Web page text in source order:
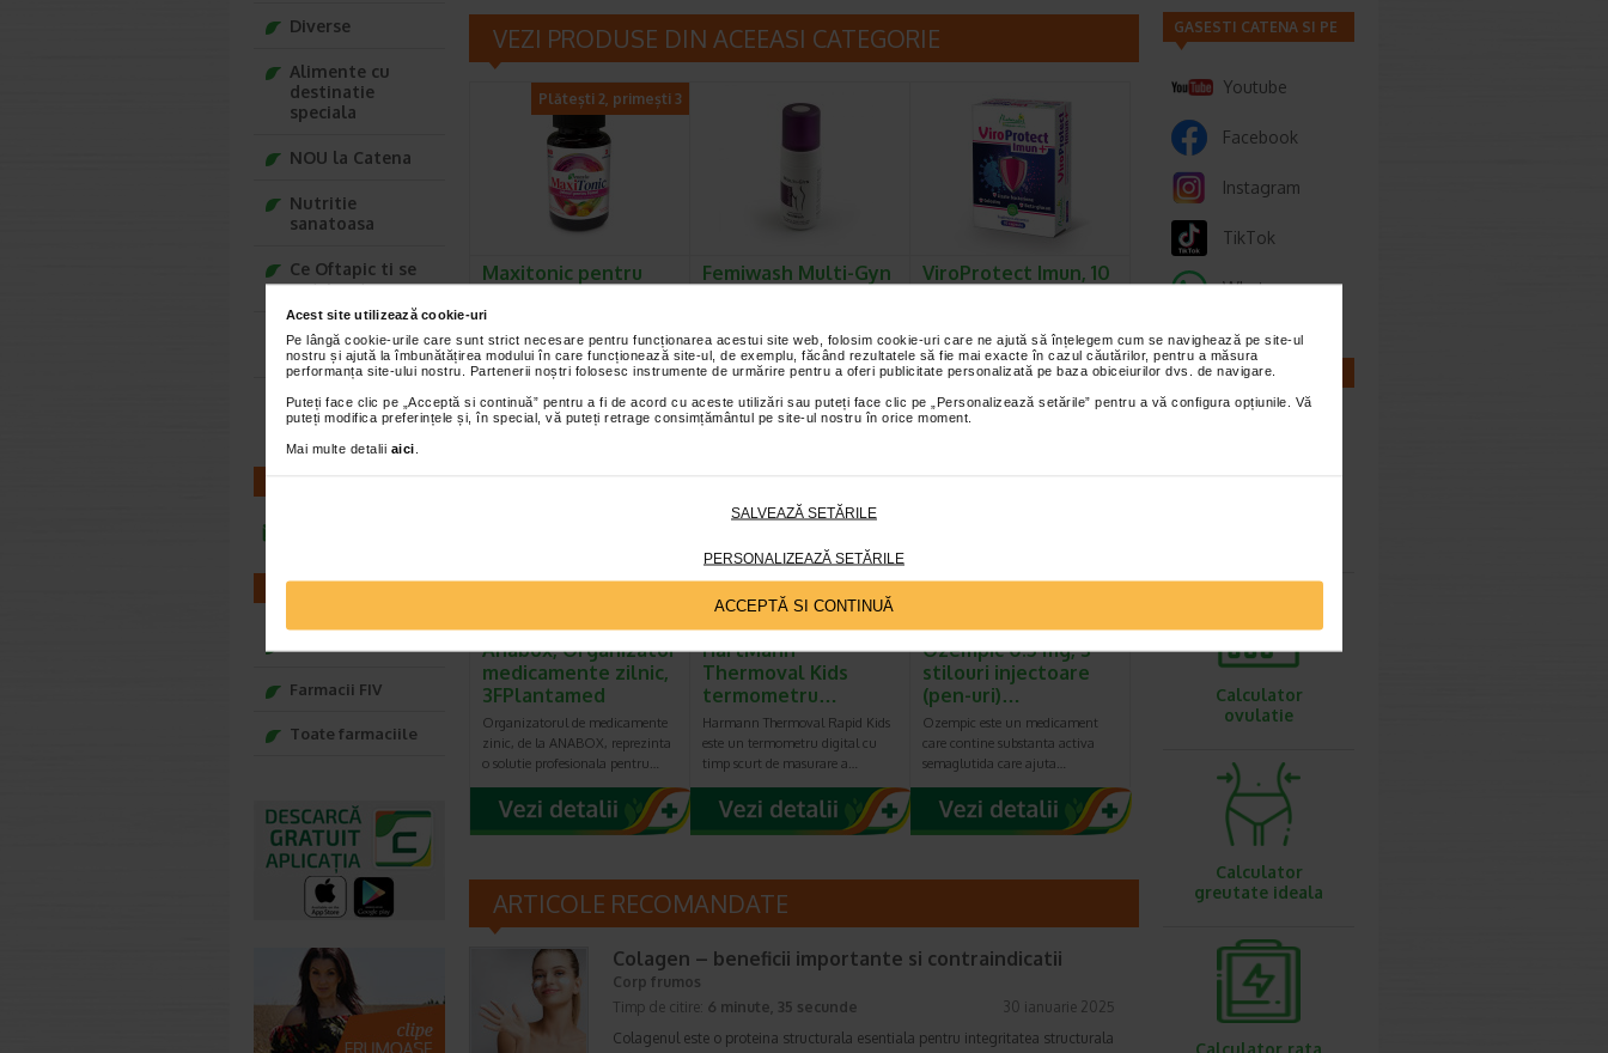
Acest site utilizează cookie-uri
Pe lângă cookie-urile care sunt strict necesare pentru funcționarea acestui site web, folosim cookie-uri care ne ajută să înțelegem cum se navighează pe site-ul
nostru și ajută la îmbunătățirea modului în care funcționează site-ul, de exemplu, făcând rezultatele să fie mai exacte în cazul căutărilor, pentru a măsura
performanța site-ului nostru. Partenerii noștri folosesc instrumente de urmărire pentru a oferi publicitate personalizată pe baza obiceiurilor dvs. de navigare.
Puteți face clic pe „Acceptă si continuă” pentru a fi de acord cu aceste utilizări sau puteți face clic pe „Personalizează setările” pentru a vă configura opțiunile. Vă
puteți modifica preferințele și, în special, vă puteți retrage consimțământul pe site-ul nostru în orice moment.
Mai multe detalii aici
SALVEAZĂ SETĂRILE
PERSONALIZEAZĂ SETĂRILE
ACCEPTĂ SI CONTINUĂ
VEZI PRODUSE DIN ACEEASI CATEGORIE
Plătești 2, primești 3
Maxitonic pentru
BENESIO
Benesio MaxiTonic jeleuri pentru
femei este un supliment
Femiwash Multi-Gyn
Multi-Gyn FemiWash este o
spuma concentrata pentru
ViroProtect Imun, 10
ViroProtect Imun+ este un
supliment alimentar inovator,
Anabox, Organizator
medicamente zilnic,
3FPlantamed
Organizatorul de medicamente
zinic, de la ANABOX, reprezinta
o solutie profesionala pentru…
HartMann
Thermoval Kids
termometru…
Harmann Thermoval Rapid Kids
este un termometru digital cu
timp scurt de masurare a…
Ozempic 0.5 mg, 3
stilouri injectoare
(pen-uri)…
Ozempic este un medicament
care contine substanta activa
semaglutida care ajuta…
ARTICOLE RECOMANDATE
Colagen – beneficii importante si contraindicatii
Corp frumos
Timp de citire: 6 minute, 35 secunde
30 ianuarie 2025
Colagenul este o proteina structurala esentiala pentru integritatea structurala
Diverse
Alimente cu
destinatie
speciala
NOU la Catena
Nutritie
sanatoasa
Ce Oftapic ti se
potriveste
Adora – Adorabili
din prima clipa
Seturi cadou
Baylis&Harding
FARMACII
Farmacii FIV
Toate farmaciile
GASESTI CATENA SI PE
Youtube
Facebook
Instagram
TikTok
Whatsapp
CALCULATOARE
Calculator
ovulatie
Calculator
greutate ideala
Calculator rata